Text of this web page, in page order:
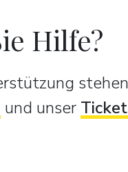
Hilfe?
und unser